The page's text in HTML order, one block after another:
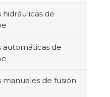
hidráulicas de
automáticas de
manuales de fusión